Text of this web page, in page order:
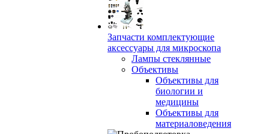
Запчасти комплектующие
аксессуары для микроскопа
Лампы стеклянные
Объективы
Объективы для
биологии и
медицины
Объективы для
материаловедения